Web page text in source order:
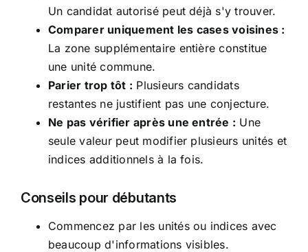
Un candidat autorisé peut déjà s'y trouver.
Comparer uniquement les cases voisines :
La zone supplémentaire entière constitue
une unité commune.
Parier trop tôt : Plusieurs candidats
restantes ne justifient pas une conjecture.
Ne pas vérifier après une entrée : Une
seule valeur peut modifier plusieurs unités et
indices additionnels à la fois.
Conseils pour débutants
Commencez par les unités ou indices avec
beaucoup d'informations visibles.